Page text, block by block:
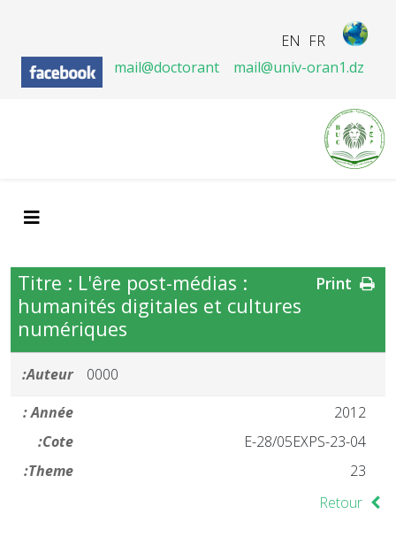
FR
EN
mail@doctorant
mail@univ-oran1.dz
Titre : L'êre post-médias :
humanités digitales et cultures
numériques
Auteur:
0000
Année :
2012
Cote:
23-04-E-28/05EXPS
Theme:
23
Retour